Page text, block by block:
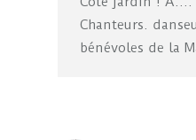
Chanteurs.
bénévoles de la